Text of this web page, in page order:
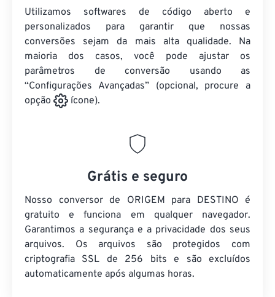
Utilizamos softwares de código aberto e
personalizados para garantir que nossas
conversões sejam da mais alta qualidade. Na
maioria dos casos, você pode ajustar os
parâmetros de conversão usando as
“Configurações Avançadas” (opcional, procure a
opção
ícone).
Grátis e seguro
Nosso conversor de ORIGEM para DESTINO é
gratuito e funciona em qualquer navegador.
Garantimos a segurança e a privacidade dos seus
arquivos. Os arquivos são protegidos com
criptografia SSL de 256 bits e são excluídos
automaticamente após algumas horas.